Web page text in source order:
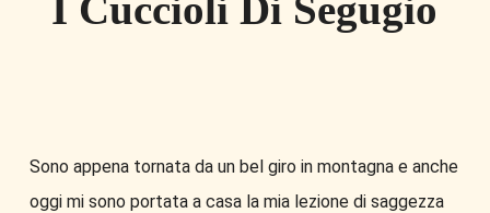
Sono appena tornata da un bel giro in montagna e anche
oggi mi sono portata a casa la mia lezione di saggezza